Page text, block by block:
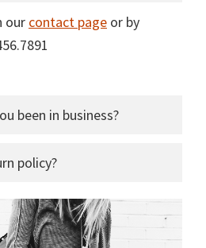
our contact page or by
been in business?
policy?